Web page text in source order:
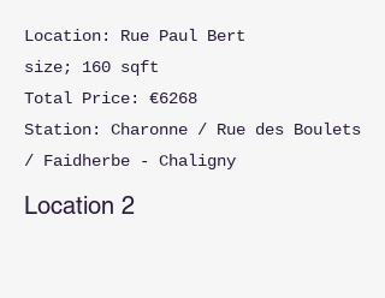
Location: Rue Paul Bert
size; 160 sqft
Total Price: €6268
Station: Charonne / Rue des Boulets
/ Faidherbe - Chaligny
Location 2